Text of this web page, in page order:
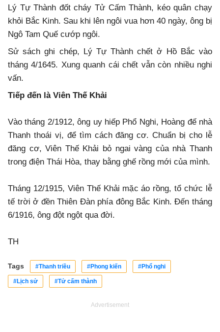
Lý Tự Thành đốt cháy Tử Cấm Thành, kéo quân chạy
khỏi Bắc Kinh. Sau khi lên ngôi vua hơn 40 ngày, ông bị
Ngô Tam Quế cướp ngôi.
Sử sách ghi chép, Lý Tự Thành chết ở Hồ Bắc vào
tháng 4/1645. Xung quanh cái chết vẫn còn nhiều nghi
vấn.
Tiếp đến là Viên Thế Khải
Vào tháng 2/1912, ông uy hiếp Phổ Nghi, Hoàng đế nhà
Thanh thoái vị, để tìm cách đăng cơ. Chuẩn bị cho lễ
đăng cơ, Viên Thế Khải bỏ ngai vàng của nhà Thanh
trong điện Thái Hòa, thay bằng ghế rồng mới của mình.
Tháng 12/1915, Viên Thế Khải mặc áo rồng, tổ chức lễ
tế trời ở đền Thiên Đàn phía đông Bắc Kinh. Đến tháng
6/1916, ông đột ngột qua đời.
TH
Tags #Thanh triều #Phong kiến #Phổ nghi
#Lịch sử #Tử cấm thành
Advertisement